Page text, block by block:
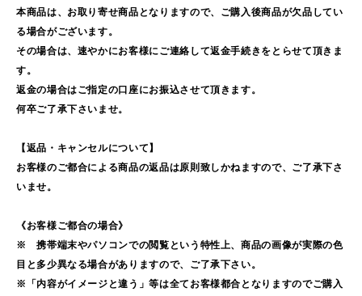
本商品は、お取り寄せ商品となりますので、ご購入後商品が欠品してい
る場合がございます。
その場合は、速やかにお客様にご連絡して返金手続きをとらせて頂きま
す。
返金の場合はご指定の口座にお振込させて頂きます。
何卒ご了承下さいませ。
【返品・キャンセルについて】
お客様のご都合による商品の返品は原則致しかねますので、ご了承下さ
いませ。
《お客様ご都合の場合》
※ 携帯端末やパソコンでの閲覧という特性上、商品の画像が実際の色
目と多少異なる場合がありますので、ご了承下さい。
※「内容がイメージと違う」等は全てお客様都合となりますのでご購入